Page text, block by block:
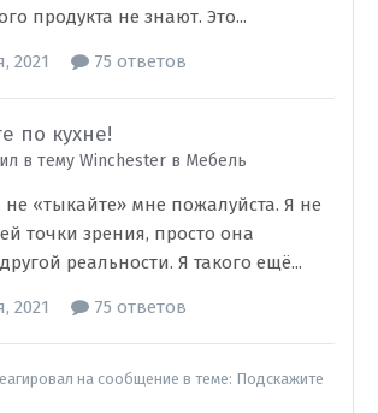
продукта не знают. Это...
2021 75 ответов
по кухне!
в тему Winchester в Мебель
«тыкайте» мне пожалуйста. Я не
точки зрения, просто она
реальности. Я такого ещё...
2021 75 ответов
на сообщение в теме: Подскажите